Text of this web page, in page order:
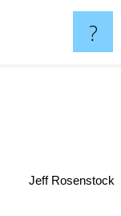
?
Jeff Rosenstock